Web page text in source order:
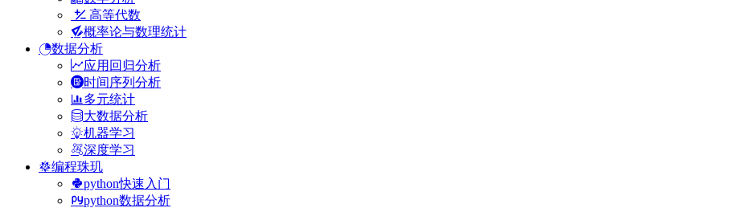
高等代数
概率论与数理统计
数据分析
应用回归分析
时间序列分析
多元统计
大数据分析
机器学习
深度学习
编程珠玑
python快速入门
python数据分析